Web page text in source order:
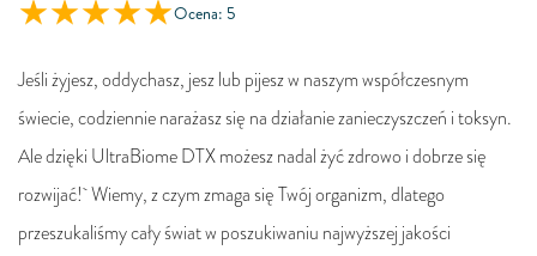
Ocena: 5
Jeśli żyjesz, oddychasz, jesz lub pijesz w naszym współczesnym
świecie, codziennie narażasz się na działanie zanieczyszczeń i toksyn.
Ale dzięki UltraBiome DTX możesz nadal żyć zdrowo i dobrze się
rozwijać! Wiemy, z czym zmaga się Twój organizm, dlatego
przeszukaliśmy cały świat w poszukiwaniu najwyższej jakości